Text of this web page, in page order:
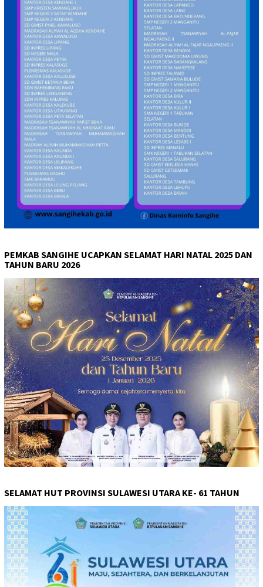
PEMKAB SANGIHE UCAPKAN SELAMAT HARI NATAL 2025 DAN
TAHUN BARU 2026
SELAMAT HUT PROVINSI SULAWESI UTARA KE- 61 TAHUN